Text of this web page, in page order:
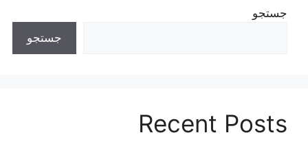
جستجو
جستجو
Recent Posts